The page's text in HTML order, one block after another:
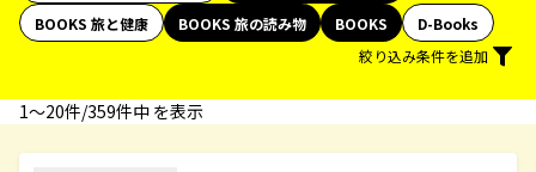
BOOKS 旅と健康
BOOKS 旅の読み物 BOOKS
D-Books
絞り込み条件を追加
1〜20件/359件中 を表示